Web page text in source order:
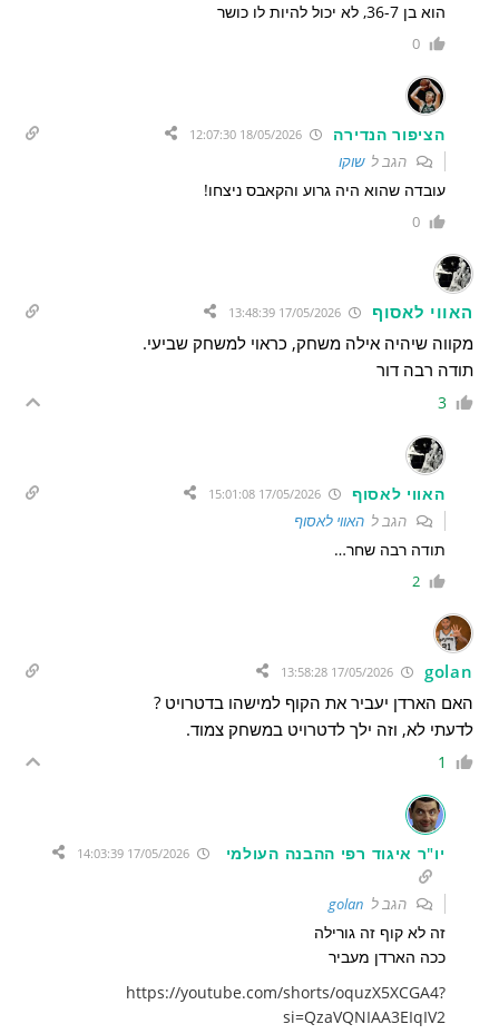
הוא בן 36-7, לא יכול להיות לו כושר
0
הציפור הנדירה
הגב לשוקו
עובדה שהוא היה גרוע והקאבס ניצחו!
0
האווי לאסוף 17/05/2026 13:48:39
מקווה שיהיה אילה משחק, כראוי למשחק שביעי.
תודה רבה דור
3
האווי לאסוף 17/05/2026 15:01:08
הגב להאווי לאסוף
תודה רבה שחר…
2
golan
האם הארדן יעביר את הקוף למישהו בדטרויט ?
לדעתי לא, וזה ילך לדטרויט במשחק צמוד.
1
יו"ר איגוד רפי ההבנה העולמי 17/05/2026 14:03:39
הגב ל golan
זה לא קוף זה גורילה
ככה הארדן מעביר
https://youtube.com/shorts/oquzX5XCGA4?
si=QzaVQNIAA3EIqIV2